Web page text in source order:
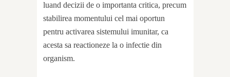
luand decizii de o importanta critica, precum
stabilirea momentului cel mai oportun
pentru activarea sistemului imunitar, ca
acesta sa reactioneze la o infectie din
organism.